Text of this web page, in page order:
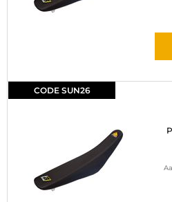
CODE SUN26